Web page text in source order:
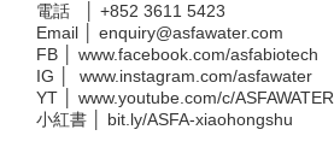
電話 │ +852 3611 5423
Email │ enquiry@asfawater.com
FB │ www.facebook.com/asfabiotech
IG │ www.instagram.com/asfawater
YT │ www.youtube.com/c/ASFAWATER
小紅書 │ bit.ly/ASFA-xiaohongshu